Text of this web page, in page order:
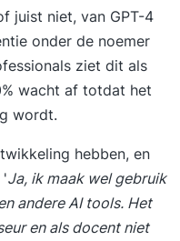
juist niet, van GPT-4
onder de noemer
ziet dit als
wacht af totdat het
wordt.
hebben, en
'Ja, ik maak wel gebruik
andere AI tools. Het
en als docent niet